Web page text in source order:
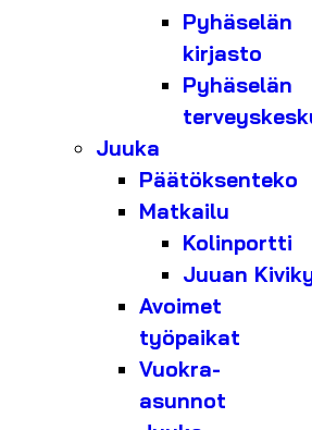
Pyhäselän
kirjasto
Pyhäselän
Juuka
Päätöksenteko
Matkailu
Kolinportti
Juuan
Avoimet
työpaikat
Vuokra-
asunnot